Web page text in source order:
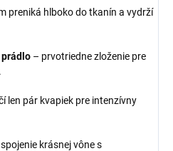
preniká hlboko do tkanín a vydrží
– prvotriedne zloženie pre
len pár kvapiek pre intenzívny
krásnej vône s